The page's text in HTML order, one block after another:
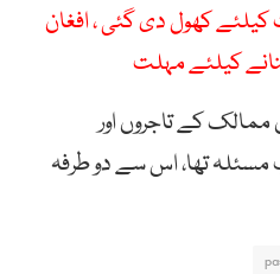
بعد تجارت کیلئے کھول دی گئی ، افغان
کیلئے مہلت
ممالک کے تاجروں اور
مسئلہ تھا، اس سے دو طرفہ